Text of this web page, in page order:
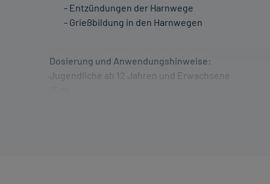
- Entzündungen der Harnwege
- Grießbildung in den Harnwegen
Dosierung und Anwendungshinweise:
Jugendliche ab 12 Jahren und Erwachsene